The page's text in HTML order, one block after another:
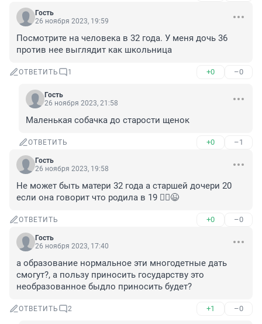
Гость
26 ноября 2023, 19:59
Посмотрите на человека в 32 года. У меня дочь 36
против нее выглядит как школьница
ОТВЕТИТЬ 1 +0 –0
Гость
26 ноября 2023, 21:58
Маленькая собачка до старости щенок
ОТВЕТИТЬ +0 –1
Гость
26 ноября 2023, 19:58
Не может быть матери 32 года а старшей дочери 20
если она говорит что родила в 19 🤦‍♀️😉
ОТВЕТИТЬ +0 –0
Гость
26 ноября 2023, 17:40
а образование нормальное эти многодетные дать
смогут?, а пользу приносить государству это
необразованное быдло приносить будет?
ОТВЕТИТЬ 2 +1 –0